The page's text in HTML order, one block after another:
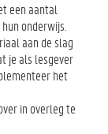
een aantal
onderwijs.
aan de slag
je als lesgever
het
in overleg te